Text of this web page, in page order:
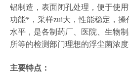
铝制造，表面闭孔处理，便于使
功能*，采样zui大，性能稳定，
水平，是各制药厂、医院、生物
所等的检测部门理想的浮尘菌浓度
主要特点：